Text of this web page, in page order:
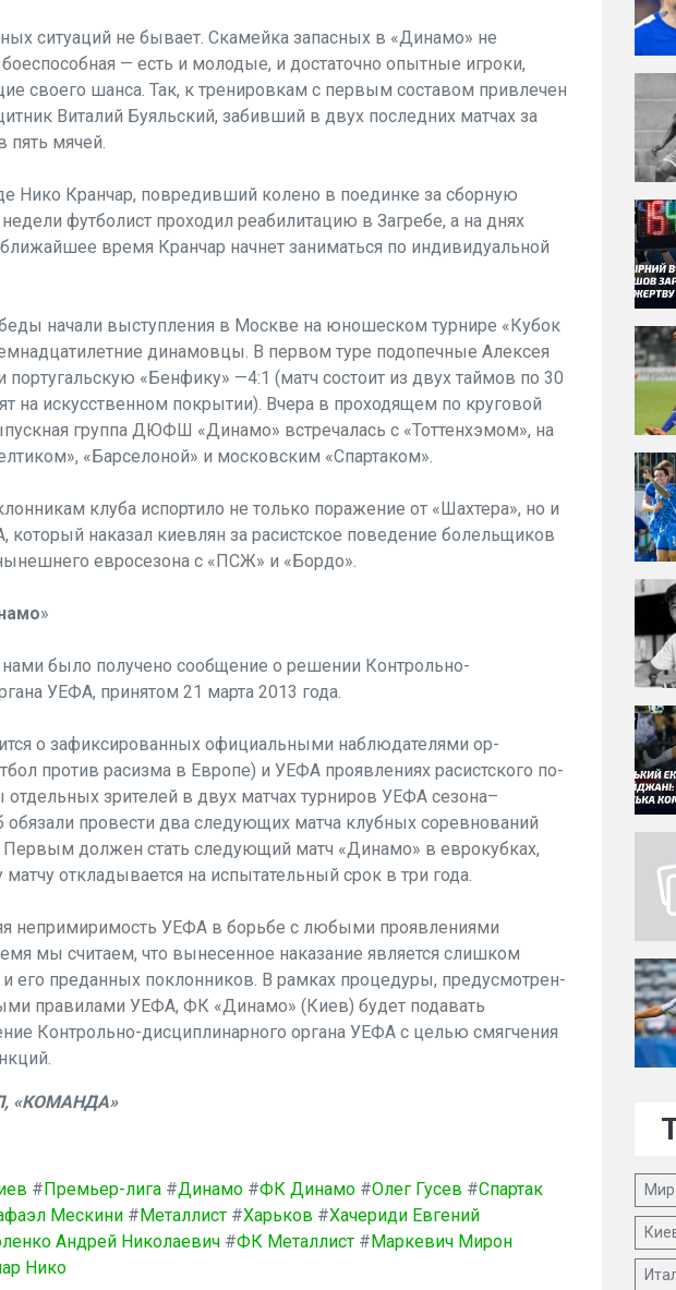
ситуа­ций не бывает. Скамейка запас­ных в «Динамо» не
— есть и молодые, и достаточно опытные игроки,
своего шанса. Так, к тренировкам с первым составом привлечен
Вита­лий Буяльский, забивший в двух последних матчах за
пять мячей.
Нико Кранчар, повредивший колено в поединке за сборную
футболист про­ходил реабилитацию в Загребе, а на днях
время Кранчар начнет заниматься по индивидуальной
начали выступления в Москве на юноше­ском турнире «Кубок
дина­мовцы. В первом туре подопечные Алексея
«Бенфику» —4:1 (матч состоит из двух таймов по 30
на искусствен­ном покрытии). Вчера в проходя­щем по круговой
группа ДЮФШ «Дина­мо» встречалась с «Тоттенхэмом», на
«Барселоной» и московским «Спартаком».
клуба испортило не только пора­жение от «Шахтера», но и
наказал киевлян за расистское поведение болельщиков
евросезона с «ПСЖ» и «Бордо».
»
нами было получено сообщение о решении Контрольно-
УЕФА, принятом 21 марта 2013 года.
о зафиксированных офици­альными наблюдателями ор­
про­тив расизма в Европе) и УЕФА проявлениях расистского по­
отдель­ных зрителей в двух матчах турниров УЕФА сезона–
обязали провести два следующих мат­ча клубных соревнований
Первым должен стать следующий матч «Динамо» в еврокубках,
от­кладывается на испытатель­ный срок в три года.
непримиримость УЕФА в борьбе с любыми проявле­ниями
мы считаем, что выне­сенное наказание является слишком
его преданных поклонников. В рамках процедуры, предусмотрен­
правилами УЕФА, ФК «Динамо» (Киев) будет подавать
Контрольно-­дисциплинарного органа УЕФА с целью смягчения
«КОМАНДА»
#Премьер-лига #Динамо #ФК Динамо #Олег Гусев #Спартак
Мескини #Металлист #Харьков #Хачериди Евгений
Андрей Николаевич #ФК Металлист #Маркевич Мирон
Нико
Мир